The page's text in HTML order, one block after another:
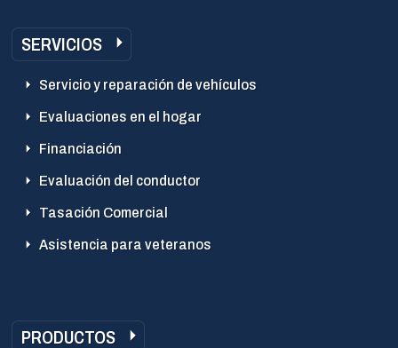
SERVICIOS
Servicio y reparación de vehículos
Evaluaciones en el hogar
Financiación
Evaluación del conductor
Tasación Comercial
Asistencia para veteranos
PRODUCTOS